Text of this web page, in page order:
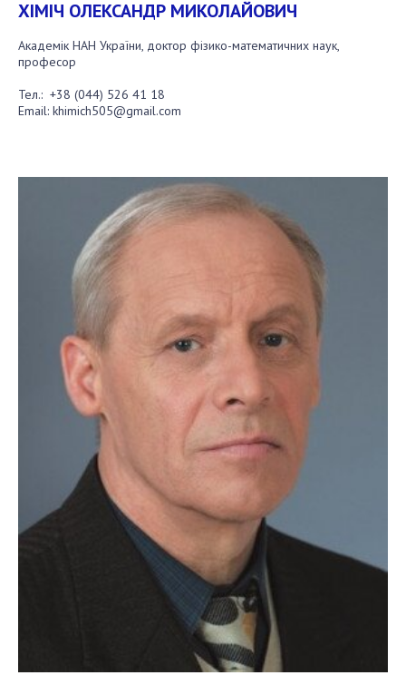
КОНТАКТИ
ЗАХОДИ
100-РІЧЧЯ ВІД ДНЯ НАРОДЖЕННЯ В.М.
ХІМІЧ ОЛЕКСАНДР МИКОЛАЙОВИЧ
Академік НАН України, доктор фізико-математичних наук,
професор
Тел.: +38 (044) 526 41 18
Email: khimich505@gmail.com